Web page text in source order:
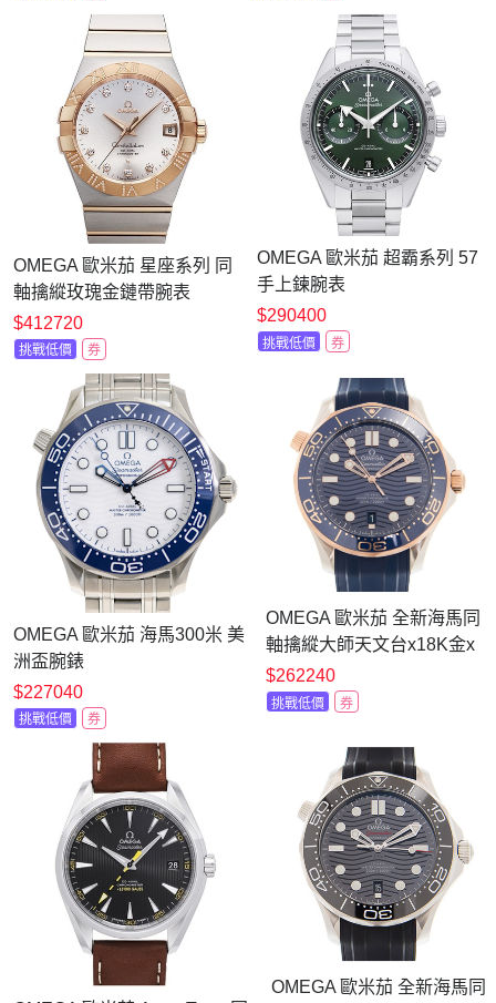
OMEGA 歐米茄 星座系列 同
軸擒縱玫瑰金鏈帶腕表
(123.25.38.21.52.003)x38mm
$412720
挑戰低價 券
OMEGA 歐米茄 超霸系列 57
手上鍊腕表
(332.10.41.51.10.001)x綠面
x40.5mm
$290400
挑戰低價 券
OMEGA 歐米茄 海馬300米 美
洲盃腕錶
x(210.30.42.20.04.002)x42mm
$227040
挑戰低價 券
OMEGA 歐米茄 全新海馬同
軸擒縱大師天文台x18K金x
藍面橡膠x42mm
$262240
挑戰低價 券
OMEGA 歐米茄 全新海馬同